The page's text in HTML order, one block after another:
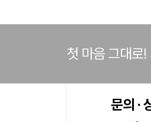
첫 마음 그대로
문의 ·